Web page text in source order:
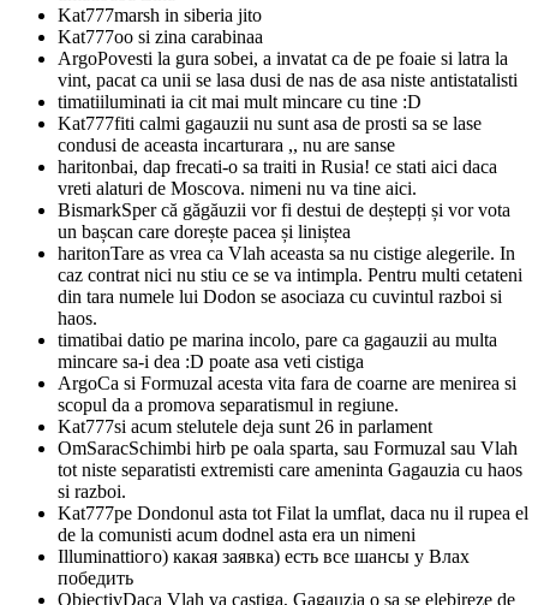
Kat777marsh in siberia jito
Kat777oo si zina carabinaa
ArgoPovesti la gura sobei, a invatat ca de pe foaie si latra la
vint, pacat ca unii se lasa dusi de nas de asa niste antistatalisti
timatiiluminati ia cit mai mult mincare cu tine :D
Kat777fiti calmi gagauzii nu sunt asa de prosti sa se lase
condusi de aceasta incarturara ,, nu are sanse
haritonbai, dap frecati-o sa traiti in Rusia! ce stati aici daca
vreti alaturi de Moscova. nimeni nu va tine aici.
BismarkSper că găgăuzii vor fi destui de deștepți și vor vota
un bașcan care dorește pacea și liniștea
haritonTare as vrea ca Vlah aceasta sa nu cistige alegerile. In
caz contrat nici nu stiu ce se va intimpla. Pentru multi cetateni
din tara numele lui Dodon se asociaza cu cuvintul razboi si
haos.
timatibai datio pe marina incolo, pare ca gagauzii au multa
mincare sa-i dea :D poate asa veti cistiga
ArgoCa si Formuzal acesta vita fara de coarne are menirea si
scopul da a promova separatismul in regiune.
Kat777si acum stelutele deja sunt 26 in parlament
OmSaracSchimbi hirb pe oala sparta, sau Formuzal sau Vlah
tot niste separatisti extremisti care ameninta Gagauzia cu haos
si razboi.
Kat777pe Dondonul asta tot Filat la umflat, daca nu il rupea el
de la comunisti acum dodnel asta era un nimeni
Illuminattiого) какая заявка) есть все шансы у Влах
победить
ObiectivDaca Vlah va castiga, Gagauzia o sa se elebireze de